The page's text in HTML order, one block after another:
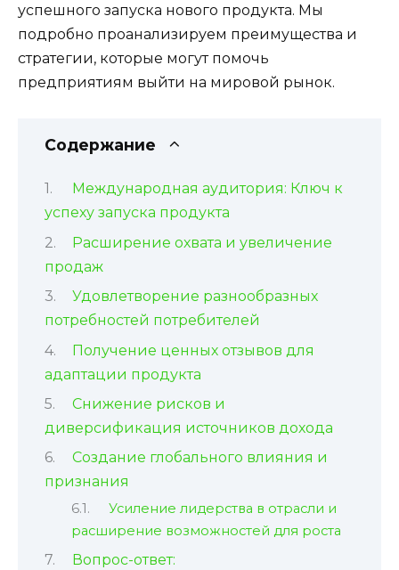
успешного запуска нового продукта. Мы
подробно проанализируем преимущества и
стратегии, которые могут помочь
предприятиям выйти на мировой рынок.
Содержание
Международная аудитория: Ключ к
успеху запуска продукта
Расширение охвата и увеличение
продаж
Удовлетворение разнообразных
потребностей потребителей
Получение ценных отзывов для
адаптации продукта
Снижение рисков и
диверсификация источников дохода
Создание глобального влияния и
признания
Усиление лидерства в отрасли и
расширение возможностей для роста
Вопрос-ответ: